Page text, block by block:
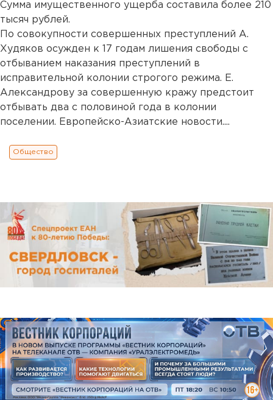
Сумма имущественного ущерба составила более 210
тысяч рублей.
По совокупности совершенных преступлений А.
Худяков осужден к 17 годам лишения свободы с
отбыванием наказания преступлений в
исправительной колонии строгого режима. Е.
Александрову за совершенную кражу предстоит
отбывать два с половиной года в колонии
поселении. Европейско-Азиатские новости....
Общество